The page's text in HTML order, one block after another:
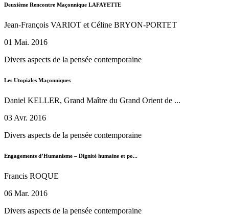
Deuxième Rencontre Maçonnique LAFAYETTE
Jean-François VARIOT et Céline BRYON-PORTET
01 Mai. 2016
Divers aspects de la pensée contemporaine
Les Utopiales Maçonniques
Daniel KELLER, Grand Maître du Grand Orient de ...
03 Avr. 2016
Divers aspects de la pensée contemporaine
Engagements d’Humanisme – Dignité humaine et po...
Francis ROQUE
06 Mar. 2016
Divers aspects de la pensée contemporaine